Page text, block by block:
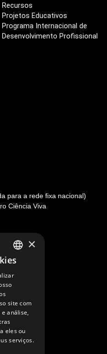
Recursos
Projetos Educativos
Programa Internacional de
Desenvolvimento Profissional
para a rede fixa nacional)
Ciência Viva
PORTUGUESE
ENGLISH
×
site com
análise,
eles ou
serviços.